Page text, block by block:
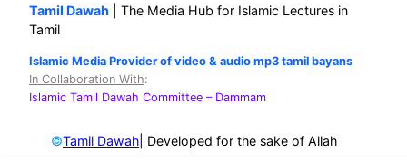
Tamil Dawah | The Media Hub for Islamic Lectures in
Tamil
Islamic Media Provider of video & audio mp3 tamil bayans
In Collaboration With:
Islamic Tamil Dawah Committee – Dammam
©Tamil Dawah | Developed for the sake of Allah